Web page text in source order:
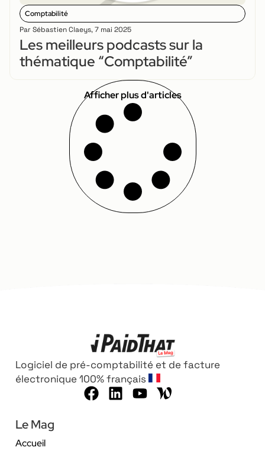
Comptabilité
Par Sébastien Claeys,7 mai 2025
Les meilleurs podcasts sur la
thématique “Comptabilité”
Afficher plus d'articles
Logiciel de pré-comptabilité et de facture
électronique 100% français
Le Mag
Accueil